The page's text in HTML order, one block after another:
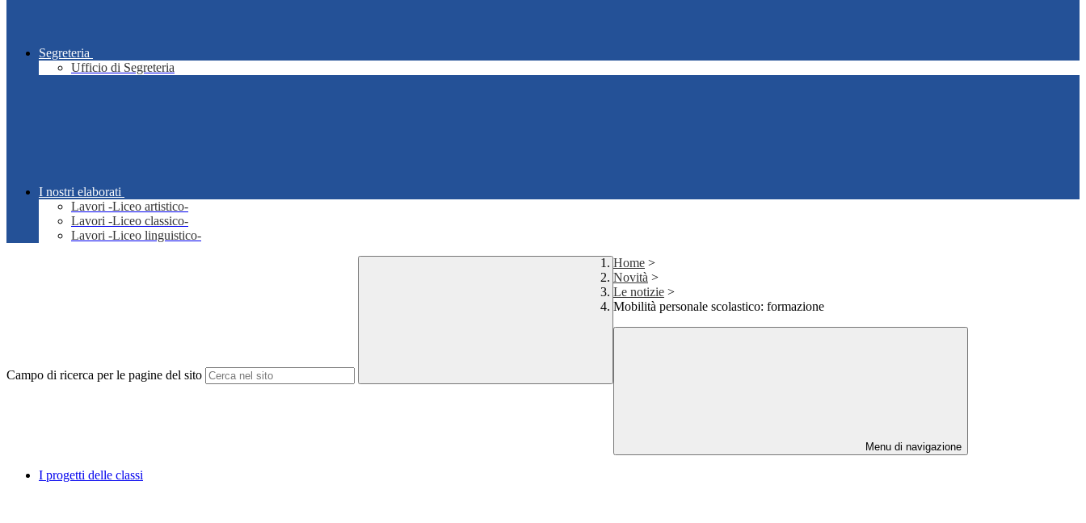
Segreteria
Ufficio di Segreteria
I nostri elaborati
Lavori -Liceo artistico-
Lavori -Liceo classico-
Lavori -Liceo linguistico-
Campo di ricerca per le pagine del sito
Home >
Novità >
Le notizie >
Mobilità personale scolastico: formazione
Menu di navigazione
I progetti delle classi